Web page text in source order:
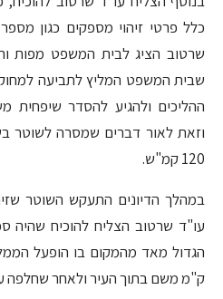
כלל פרטי זיהוי מספקים כגון
שרטוב הציג לבית המשפט מפות
שבית המשפט המליץ לתביעה
ההליכים ולהגיע להסדר שיפחית
וזאת לאור דברים שמסרה לשוטר
120 קמ"ש.
במהלך הדיונים התעקש השוטר
עו"ד שרטוב הצליח להוכיח שהיה
ק"מ משם בתוך העיר ולאחר שחלפה